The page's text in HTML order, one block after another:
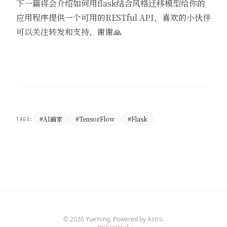
下一篇将会介绍如何用flask结合风格迁移模型给你的
应用程序提供一个可用的RESTful API，喜欢的小伙伴
可以关注转发和支持，谢谢🙏
TAGS: #AI画家 #TensorFlow #Flask
© 2026 YueYong. Powered by Astro.